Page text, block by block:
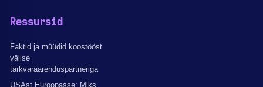
Ressursid
Faktid ja müüdid koostööst
välise
tarkvaraarenduspartneriga
USAst Euroopasse: Miks